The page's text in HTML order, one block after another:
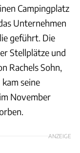
Campingplatz
Unternehmen
geführt. Die
Stellplätze und
Rachels Sohn,
kam seine
November
ANZEIGE